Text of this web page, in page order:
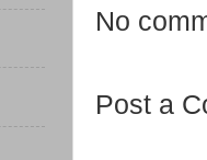
No
Post a